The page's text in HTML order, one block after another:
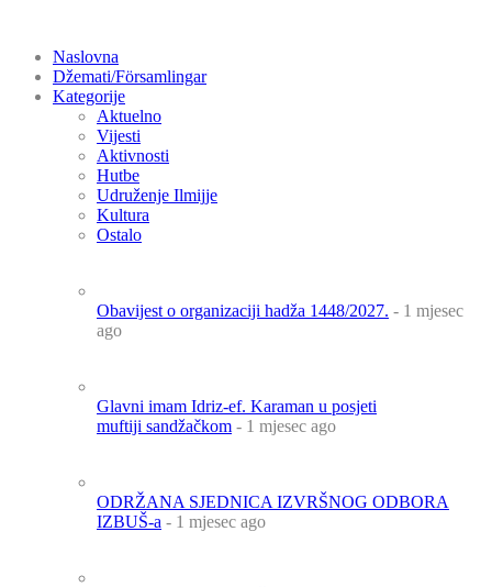
Naslovna
Džemati/Församlingar
Kategorije
Aktuelno
Vijesti
Aktivnosti
Hutbe
Udruženje Ilmijje
Kultura
Ostalo
Obavijest o organizaciji hadža 1448/2027. - 1 mjesec
ago
Glavni imam Idriz-ef. Karaman u posjeti
muftiji sandžačkom - 1 mjesec ago
ODRŽANA SJEDNICA IZVRŠNOG ODBORA
IZBUŠ-a - 1 mjesec ago